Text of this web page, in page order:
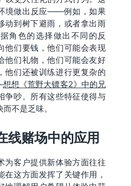
境做出反应——例如，如果
动到树下避雨，或者拿出雨
角色的选择做出不同的反
他们要钱，他们可能会表现
他们礼物，他们可能会友好
他们还被训练进行更复杂的
想想《荒野大镖客2》中的兄
争吵。所有这些特征使得与
不是乏味。
线赌场中的应用
为客户提供新体验方面往往
在这方面发挥了关键作用，